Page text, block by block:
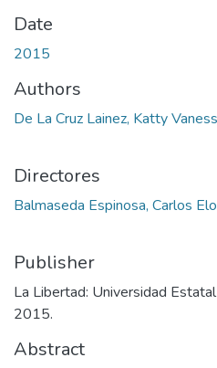
Date
2015
Authors
De La Cruz Lainez, Katty
Directores
Balmaseda Espinosa, Carlos
Publisher
La Libertad: Universidad
2015.
Abstract